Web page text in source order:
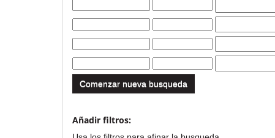
Comenzar nueva busqueda
Añadir filtros: